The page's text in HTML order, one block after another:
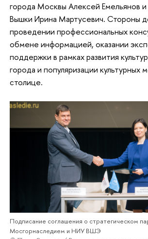
города Москвы Алексей Емельянов
Вышки Ирина Мартусевич. Стороны
проведении профессиональных
обмене информацией, оказании
поддержки в рамках развития
города и популяризации культурных
столице.
Подписание соглашения о стратегическом
Мосгорнаследием и НИУ ВШЭ